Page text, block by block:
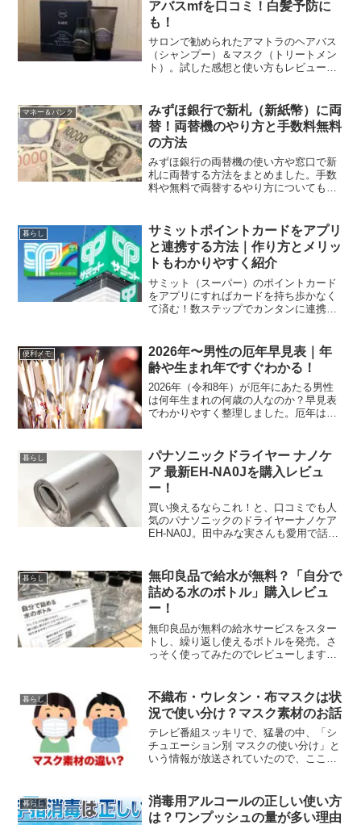
アバスmfを口コミ！白髪予防に
も！
サロンで勧められたアマトラのヘアバス
（シャンプー）＆マスク（トリートメン
ト）。試した感想と使い方もレビューし
ダメージヘアにも効果的と芸能人にも人
気！口コミで評価は高い...
マネー＆バンク
みずほ銀行で新札（新紙幣）に両
替！両替機のやり方と手数料無料
の方法
みずほ銀行の両替機の使い方や窓口で新
札に両替する方法をまとめました。手数
料や無料で両替するやり方についてもご
年ぶりに新紙幣が発行されました。お祝
い事（結婚式や入...
暮らし
サミットポイントカードをアプリ
と連携する方法｜作り方とメリッ
トもわかりやすく紹介
サミット（スーパー）のポイントカード
をアプリにすればカードを持ち歩かなく
て済む！数ステップでカンタンに連携で
ち歩けるので便利です。今までポイント
カードを持っていた方がア...
便利メモ
2026年〜男性の厄年早見表｜年
齢や生まれ年ですぐわかる！
2026年（令和8年）が厄年にあたる男性
は何年生まれの何歳の人なのか？早見表
でわかりやすく整理しました。厄年は誕
活用ください。2026年に厄年を迎える男
性は何歳？厄（や...
暮らし
パナソニックドライヤー ナノケ
ア 最新EH-NA0Jを購入レビュ
ー！
買い換えるならこれ！と、口コミでも人
気のパナソニックのドライヤーナノケア
EH-NA0J。田中みな実さんも愛用で話題
なに？気になる効果と、実際に使ってみ
た感想をレビューし...
暮らし
無印良品で給水が無料？「自分で
詰める水のボトル」購入レビュ
ー！
無印良品が無料の給水サービスをスター
トし、繰り返し使えるボトルを発売。さ
っそく使ってみたのでレビューします。
注意を。プラスチックごみ削減を目指し
た、環境にもお財布にも優...
暮らし
不織布・ウレタン・布マスクは状
況で使い分け？マスク素材のお話
テレビ番組スッキリで、猛暑の中、「シ
チュエーション別 マスクの使い分け」と
いう情報が放送されていたので、ここに
スク」が注目されている中、テレビで比
較されていた素材は3種...
暮らし
消毒用アルコールの正しい使い方
は？ワンプッシュの量が多い理由